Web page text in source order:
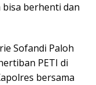
bisa berhenti dan
Sofandi Paloh
PETI di
bersama